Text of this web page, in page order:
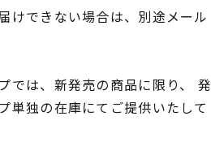
けできない場合は、別途メール
では、新発売の商品に限り、 発
単独の在庫にてご提供いたして